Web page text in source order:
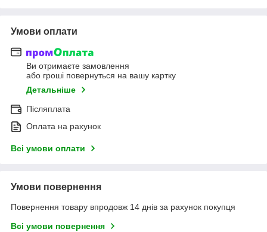
Умови оплати
Ви отримаєте замовлення
або гроші повернуться на вашу картку
Детальніше
Післяплата
Оплата на рахунок
Всі умови оплати
Умови повернення
Повернення товару впродовж 14 днів за рахунок покупця
Всі умови повернення